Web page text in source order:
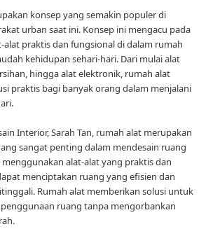
konsep yang semakin populer di
urban saat ini. Konsep ini mengacu pada
alat praktis dan fungsional di dalam rumah
kehidupan sehari-hari. Dari mulai alat
hingga alat elektronik, rumah alat
praktis bagi banyak orang dalam menjalani
Interior, Sarah Tan, rumah alat merupakan
sangat penting dalam mendesain ruang
menggunakan alat-alat yang praktis dan
menciptakan ruang yang efisien dan
Rumah alat memberikan solusi untuk
ruang tanpa mengorbankan